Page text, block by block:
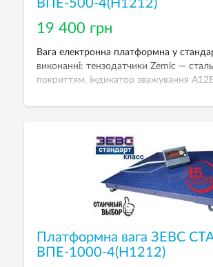
ВПЕ-500-4(Н1212)
19 400 грн
Вага електронна платформна у
виконанні: тензодатчики Zemic — сталь
покриттям, індикатор зважування
дискретність — 200 г.
Платформна вага ЗЕВС
ВПЕ-1000-4(Н1212)